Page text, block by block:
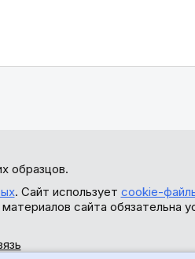
образцов.
. Сайт использует cookie-
сайта обязательна